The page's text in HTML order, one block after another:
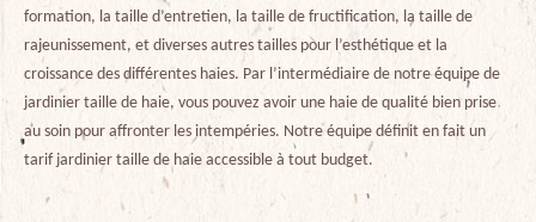
formation, la taille d’entretien, la taille de fructification, la taille de
rajeunissement, et diverses autres tailles pour l’esthétique et la
croissance des différentes haies. Par l’intermédiaire de notre équipe de
jardinier taille de haie, vous pouvez avoir une haie de qualité bien prise
au soin pour affronter les intempéries. Notre équipe définit en fait un
tarif jardinier taille de haie accessible à tout budget.